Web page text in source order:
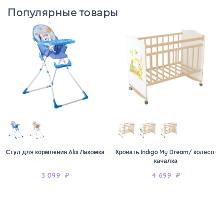
Популярные товары
Стул для кормления Alis Лакомка
3 099 ₽
Кровать Indigo My Dream/ колесо-
качалка
4 699 ₽